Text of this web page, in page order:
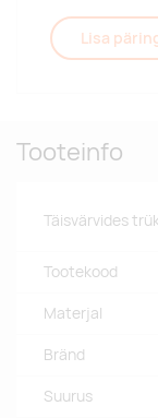
Lisa
Tooteinfo
Täisvärvides
Tootekood
Materjal
Bränd
Suurus